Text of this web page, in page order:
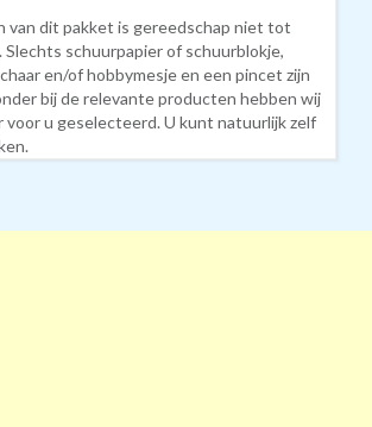
van dit pakket is gereedschap niet tot
Slechts schuurpapier of schuurblokje,
en/of hobbymesje en een pincet zijn
bij de relevante producten hebben wij
voor u geselecteerd. U kunt natuurlijk zelf